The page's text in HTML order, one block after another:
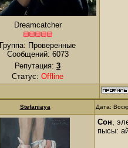
Dreamcatcher
Группа: Проверенные
Сообщений: 6073
Репутация: 3
Статус: Offline
Stefaniaya Дата:
Сон,
пысы: